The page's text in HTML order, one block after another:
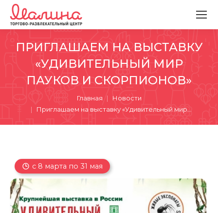
ПРИГЛАШАЕМ НА ВЫСТАВКУ
«УДИВИТЕЛЬНЫЙ МИР
ПАУКОВ И СКОРПИОНОВ»
Главная
Новости
Приглашаем на выставку «Удивительный мир…
с 8 марта по 31 мая